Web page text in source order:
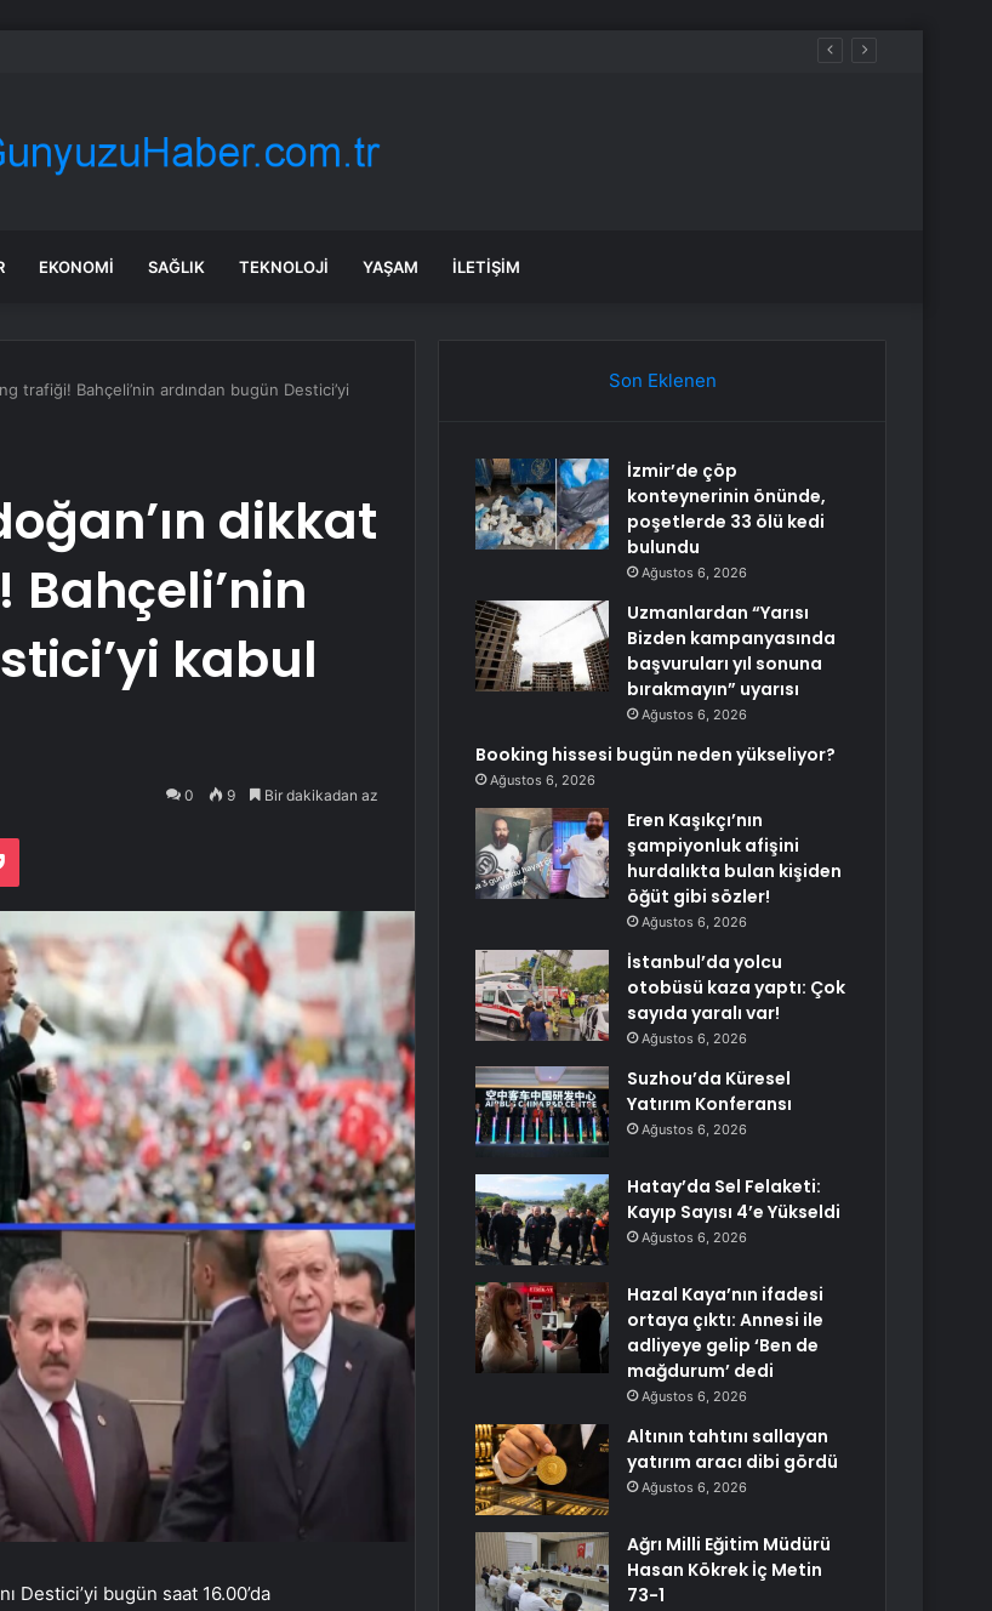
Bizden kampanyasında başvuruları yıl sonuna bırakmayın” uyarısı
EKONOMI SAĞLIK TEKNOLOJI YAŞAM İLETIŞIM
trafiği! Bahçeli’nin ardından bugün Destici’yi
dikkat
kabul
0 9 Bir dakikadan az
Pocket
Destici’yi bugün saat 16.00’da
Son Eklenen
İzmir’de çöp
konteynerinin önünde,
poşetlerde 33 ölü kedi
bulundu
Ağustos 6, 2026
Uzmanlardan “Yarısı
Bizden kampanyasında
başvuruları yıl sonuna
bırakmayın” uyarısı
Ağustos 6, 2026
Booking hissesi bugün neden yükseliyor?
Ağustos 6, 2026
Eren Kaşıkçı’nın
şampiyonluk afişini
hurdalıkta bulan kişiden
öğüt gibi sözler!
Ağustos 6, 2026
İstanbul’da yolcu
otobüsü kaza yaptı: Çok
sayıda yaralı var!
Ağustos 6, 2026
Suzhou’da Küresel
Yatırım Konferansı
Ağustos 6, 2026
Hatay’da Sel Felaketi:
Kayıp Sayısı 4’e Yükseldi
Ağustos 6, 2026
Hazal Kaya’nın ifadesi
ortaya çıktı: Annesi ile
adliyeye gelip ‘Ben de
mağdurum’ dedi
Ağustos 6, 2026
Altının tahtını sallayan
yatırım aracı dibi gördü
Ağustos 6, 2026
Ağrı Milli Eğitim Müdürü
Hasan Kökrek İç Metin
73-1